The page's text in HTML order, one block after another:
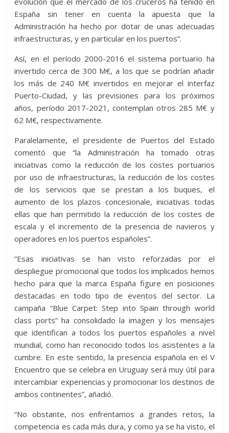
España sin tener en cuenta la apuesta que la
Administración ha hecho por dotar de unas adecuadas
infraestructuras, y en particular en los puertos”.
Así, en el período 2000-2016 el sistema portuario ha
invertido cerca de 300 M€, a los que se podrían añadir
los más de 240 M€ invertidos en mejorar el interfaz
Puerto-Ciudad, y las previsiones para los próximos
años, período 2017-2021, contemplan otros 285 M€ y
62 M€, respectivamente.
Paralelamente, el presidente de Puertos del Estado
comentó que “la Administración ha tomado otras
iniciativas como la reducción de los costes portuarios
por uso de infraestructuras, la reducción de los costes
de los servicios que se prestan a los buques, el
aumento de los plazos concesionale, iniciativas todas
ellas que han permitido la reducción de los costes de
escala y el incremento de la presencia de navieros y
operadores en los puertos españoles”.
“Esas iniciativas se han visto reforzadas por el
despliegue promocional que todos los implicados hemos
hecho para que la marca España figure en posiciones
destacadas en todo tipo de eventos del sector. La
campaña “Blue Carpet: Step into Spain through world
class ports” ha consolidado la imagen y los mensajes
que identifican a todos los puertos españoles a nivel
mundial, como han reconocido todos los asistentes a la
cumbre. En este sentido, la presencia española en el V
Encuentro que se celebra en Uruguay será muy útil para
intercambiar experiencias y promocionar los destinos de
ambos continentes”, añadió.
“No obstante, nos enfrentamos a grandes retos, la
competencia es cada más dura, y como ya se ha visto, el